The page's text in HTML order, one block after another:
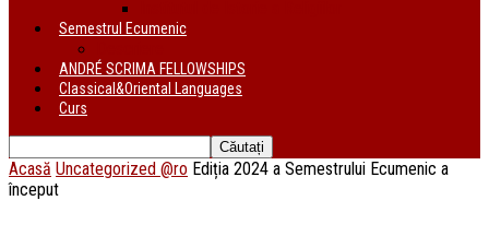
Semestrul Ecumenic
ANDRÉ SCRIMA FELLOWSHIPS
Classical&Oriental Languages
Curs
Acasă Uncategorized @ro Ediția 2024 a Semestrului Ecumenic a
început